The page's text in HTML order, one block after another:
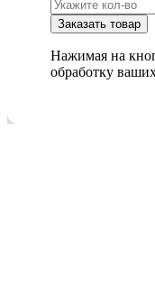
Нажимая на
обработку